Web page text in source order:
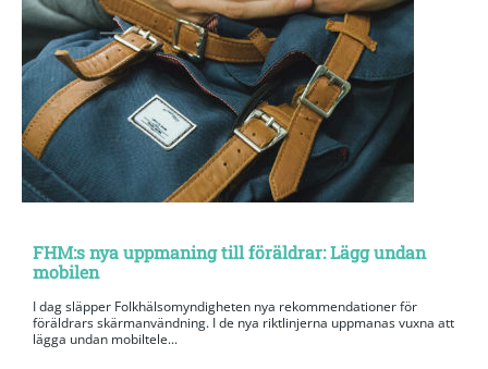
FHM:s nya uppmaning till föräldrar: Lägg undan
mobilen
I dag släpper Folkhälsomyndigheten nya rekommendationer för
föräldrars skärmanvändning. I de nya riktlinjerna uppmanas vuxna att
lägga undan mobiltele...